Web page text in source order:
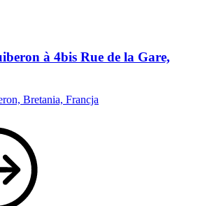
à 4bis Rue de la Gare,
Bretania, Francja